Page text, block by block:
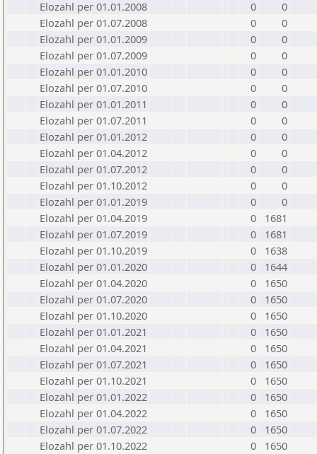
Elozahl per 01.01.2008
0
0
Elozahl per 01.07.2008
0
0
Elozahl per 01.01.2009
0
0
Elozahl per 01.07.2009
0
0
Elozahl per 01.01.2010
0
0
Elozahl per 01.07.2010
0
0
Elozahl per 01.01.2011
0
0
Elozahl per 01.07.2011
0
0
Elozahl per 01.01.2012
0
0
Elozahl per 01.04.2012
0
0
Elozahl per 01.07.2012
0
0
Elozahl per 01.10.2012
0
0
Elozahl per 01.01.2019
0
0
Elozahl per 01.04.2019
0
1681
Elozahl per 01.07.2019
0
1681
Elozahl per 01.10.2019
0
1638
Elozahl per 01.01.2020
0
1644
Elozahl per 01.04.2020
0
1650
Elozahl per 01.07.2020
0
1650
Elozahl per 01.10.2020
0
1650
Elozahl per 01.01.2021
0
1650
Elozahl per 01.04.2021
0
1650
Elozahl per 01.07.2021
0
1650
Elozahl per 01.10.2021
0
1650
Elozahl per 01.01.2022
0
1650
Elozahl per 01.04.2022
0
1650
Elozahl per 01.07.2022
0
1650
Elozahl per 01.10.2022
0
1650